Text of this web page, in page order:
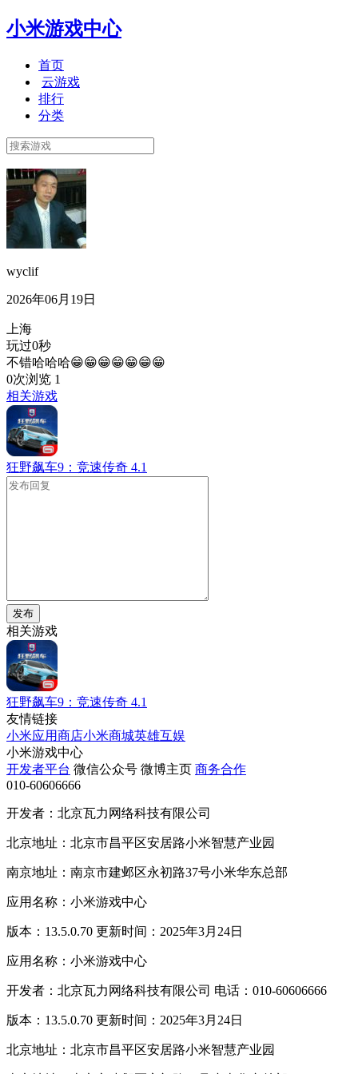
小米游戏中心
首页
云游戏
排行
分类
wyclif
2026年06月19日
上海
玩过0秒
不错哈哈哈😁😁😁😁😁😁😁
0次浏览 1
相关游戏
狂野飙车9：竞速传奇 4.1
发布
相关游戏
狂野飙车9：竞速传奇 4.1
友情链接
小米应用商店小米商城英雄互娱
小米游戏中心
开发者平台 微信公众号 微博主页 商务合作
010-60606666
开发者：北京瓦力网络科技有限公司
北京地址：北京市昌平区安居路小米智慧产业园
南京地址：南京市建邺区永初路37号小米华东总部
应用名称：小米游戏中心
版本：13.5.0.70 更新时间：2025年3月24日
应用名称：小米游戏中心
开发者：北京瓦力网络科技有限公司 电话：010-60606666
版本：13.5.0.70 更新时间：2025年3月24日
北京地址：北京市昌平区安居路小米智慧产业园